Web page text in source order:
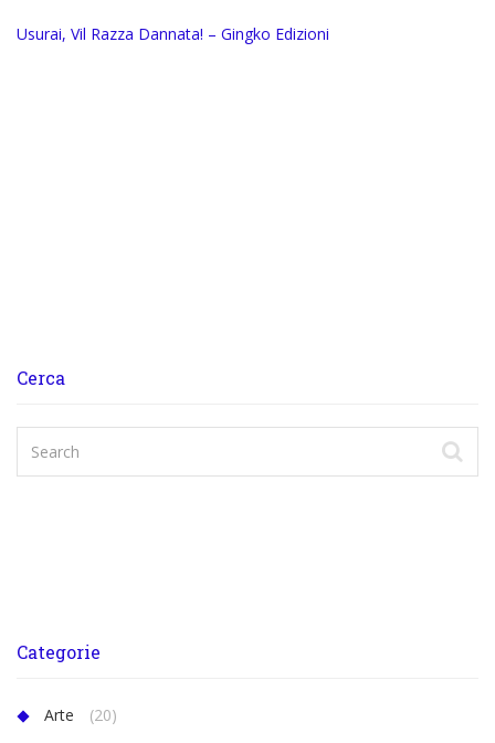
Usurai, Vil Razza Dannata! – Gingko Edizioni
Cerca
Categorie
Arte
(20)